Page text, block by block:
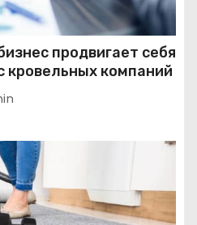
продвигает себя
кровельных компаний